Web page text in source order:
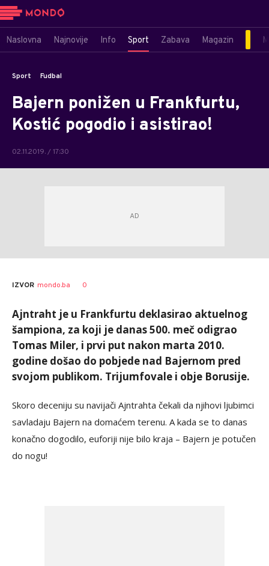
Naslovna Najnovije Info Sport Zabava Magazin
Sport Fudbal
Bajern ponižen u Frankfurtu,
Kostić pogodio i asistirao!
02.11.2019. / 17:30
IZVOR mondo.ba 0
Ajntraht je u Frankfurtu deklasirao aktuelnog
šampiona, za koji je danas 500. meč odigrao
Tomas Miler, i prvi put nakon marta 2010.
godine došao do pobjede nad Bajernom pred
svojom publikom. Trijumfovale i obje Borusije.
Skoro deceniju su navijači Ajntrahta čekali da njihovi ljubimci
savladaju Bajern na domaćem terenu. A kada se to danas
konačno dogodilo, euforiji nije bilo kraja – Bajern je potučen
do nogu!